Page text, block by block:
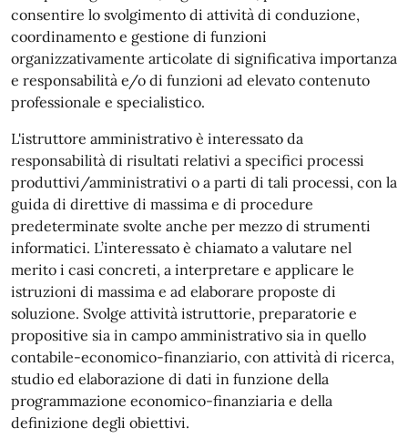
consentire lo svolgimento di attività di conduzione,
coordinamento e gestione di funzioni
organizzativamente articolate di significativa importanza
e responsabilità e/o di funzioni ad elevato contenuto
professionale e specialistico.
L'istruttore amministrativo è interessato da
responsabilità di risultati relativi a specifici processi
produttivi/amministrativi o a parti di tali processi, con la
guida di direttive di massima e di procedure
predeterminate svolte anche per mezzo di strumenti
informatici. L’interessato è chiamato a valutare nel
merito i casi concreti, a interpretare e applicare le
istruzioni di massima e ad elaborare proposte di
soluzione. Svolge attività istruttorie, preparatorie e
propositive sia in campo amministrativo sia in quello
contabile-economico-finanziario, con attività di ricerca,
studio ed elaborazione di dati in funzione della
programmazione economico-finanziaria e della
definizione degli obiettivi.